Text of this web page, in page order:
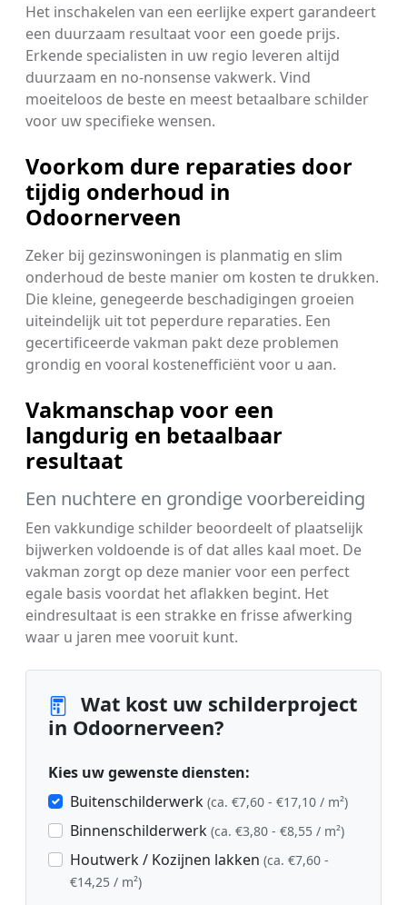
Het inschakelen van een eerlijke expert garandeert
een duurzaam resultaat voor een goede prijs.
Erkende specialisten in uw regio leveren altijd
duurzaam en no-nonsense vakwerk. Vind
moeiteloos de beste en meest betaalbare schilder
voor uw specifieke wensen.
Voorkom dure reparaties door
tijdig onderhoud in
Odoornerveen
Zeker bij gezinswoningen is planmatig en slim
onderhoud de beste manier om kosten te drukken.
Die kleine, genegeerde beschadigingen groeien
uiteindelijk uit tot peperdure reparaties. Een
gecertificeerde vakman pakt deze problemen
grondig en vooral kostenefficiënt voor u aan.
Vakmanschap voor een
langdurig en betaalbaar
resultaat
Een nuchtere en grondige voorbereiding
Een vakkundige schilder beoordeelt of plaatselijk
bijwerken voldoende is of dat alles kaal moet. De
vakman zorgt op deze manier voor een perfect
egale basis voordat het aflakken begint. Het
eindresultaat is een strakke en frisse afwerking
waar u jaren mee vooruit kunt.
Wat kost uw schilderproject
in Odoornerveen?
Kies uw gewenste diensten:
Buitenschilderwerk (ca. €7,60 - €17,10 / m²)
Binnenschilderwerk (ca. €3,80 - €8,55 / m²)
Houtwerk / Kozijnen lakken (ca. €7,60 -
€14,25 / m²)